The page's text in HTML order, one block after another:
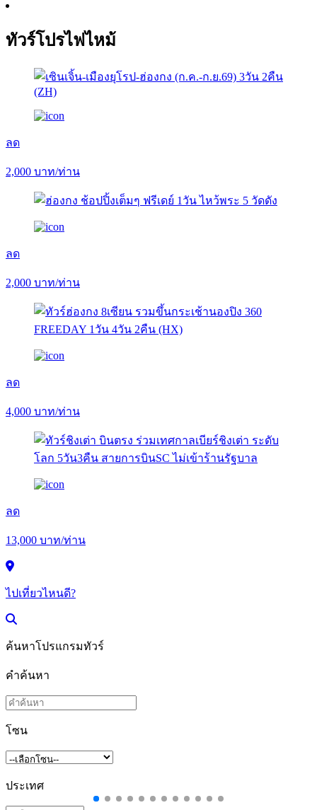
ทัวร์โปรไฟไหม้
ลด
2,000 บาท/ท่าน
ลด
2,000 บาท/ท่าน
ลด
4,000 บาท/ท่าน
ลด
13,000 บาท/ท่าน
ไปเที่ยวไหนดี?
ค้นหาโปรแกรมทัวร์
คำค้นหา
โซน
ประเทศ